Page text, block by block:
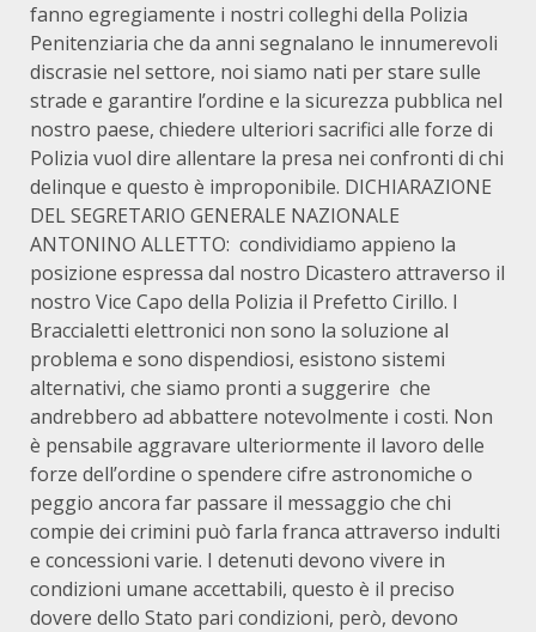
fanno egregiamente i nostri colleghi della Polizia
Penitenziaria che da anni segnalano le innumerevoli
discrasie nel settore, noi siamo nati per stare sulle
strade e garantire l’ordine e la sicurezza pubblica nel
nostro paese, chiedere ulteriori sacrifici alle forze di
Polizia vuol dire allentare la presa nei confronti di chi
delinque e questo è improponibile. DICHIARAZIONE
DEL SEGRETARIO GENERALE NAZIONALE
ANTONINO ALLETTO: condividiamo appieno la
posizione espressa dal nostro Dicastero attraverso il
nostro Vice Capo della Polizia il Prefetto Cirillo. I
Braccialetti elettronici non sono la soluzione al
problema e sono dispendiosi, esistono sistemi
alternativi, che siamo pronti a suggerire che
andrebbero ad abbattere notevolmente i costi. Non
è pensabile aggravare ulteriormente il lavoro delle
forze dell’ordine o spendere cifre astronomiche o
peggio ancora far passare il messaggio che chi
compie dei crimini può farla franca attraverso indulti
e concessioni varie. I detenuti devono vivere in
condizioni umane accettabili, questo è il preciso
dovere dello Stato pari condizioni, però, devono